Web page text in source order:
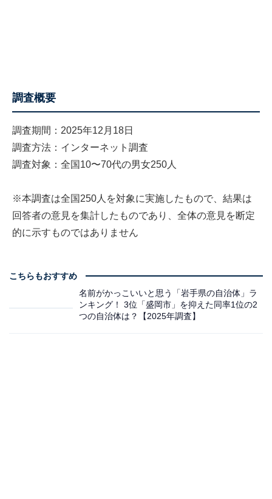
調査概要
調査期間：2025年12月18日
調査方法：インターネット調査
調査対象：全国10〜70代の男女250人
※本調査は全国250人を対象に実施したもので、結果は
回答者の意見を集計したものであり、全体の意見を断定
的に示すものではありません
こちらもおすすめ
名前がかっこいいと思う「岩手県の自治体」ラ
ンキング！ 3位「盛岡市」を抑えた同率1位の2
つの自治体は？【2025年調査】